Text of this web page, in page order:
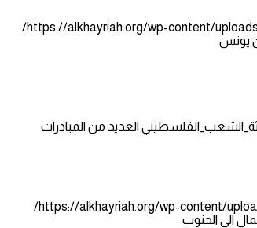
https://alkhayriah.org/wp-content/uploads/
https://alkhayriah.org/wp-content/uploads/2021/06/
يونس
العديد من المبادرات
https://alkhayriah.org/wp-content/
https://alkhayriah.org/wp-content/uploads/2021/06/
الى الحنوب